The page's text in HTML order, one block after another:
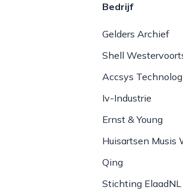
Bedrijf
Gelders Archief
Shell
Accsys
Iv-Industrie
Ernst & Young
Huisartsen Musis
Qing
Stichting ElaadNL